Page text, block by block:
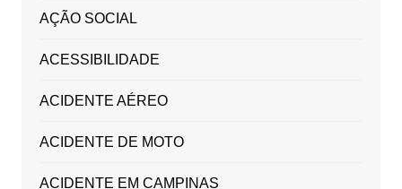
AÇÃO SOCIAL
ACESSIBILIDADE
ACIDENTE AÉREO
ACIDENTE DE MOTO
ACIDENTE EM CAMPINAS